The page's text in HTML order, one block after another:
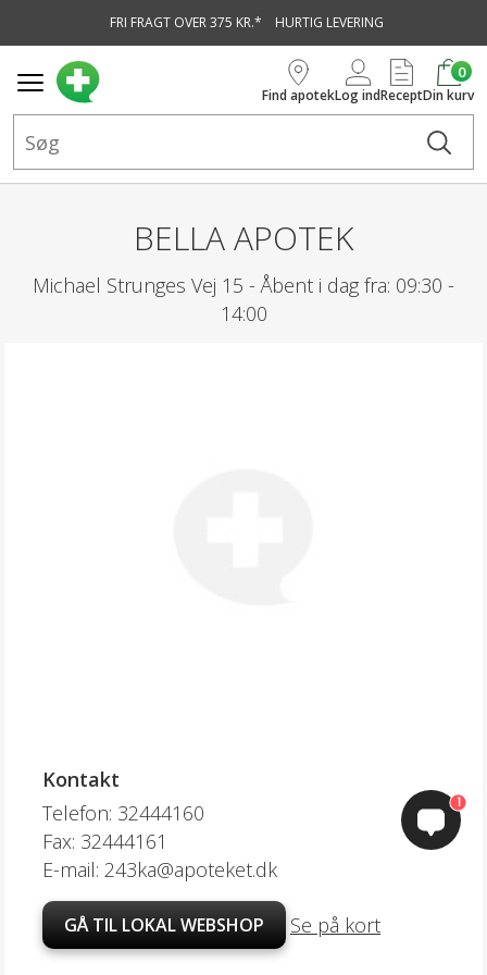
FRI FRAGT OVER 375 KR.* HURTIG LEVERING
Find apotekLog indRecept
0
Din kurv
BELLA APOTEK
Michael Strunges Vej 15 -Åbent i dag fra: 09:30 -
14:00
Kontakt
Telefon: 32444160
Fax: 32444161
E-mail: 243ka@apoteket.dk
GÅ TIL LOKAL WEBSHOP Se på kort
1